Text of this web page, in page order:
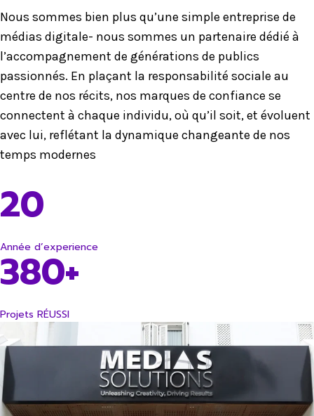
Nous sommes bien plus qu’une simple entreprise de
médias digitale- nous sommes un partenaire dédié à
l’accompagnement de générations de publics
passionnés. En plaçant la responsabilité sociale au
centre de nos récits, nos marques de confiance se
connectent à chaque individu, où qu’il soit, et évoluent
avec lui, reflétant la dynamique changeante de nos
temps modernes
20
Année d’experience
380+
Projets RÉUSSI